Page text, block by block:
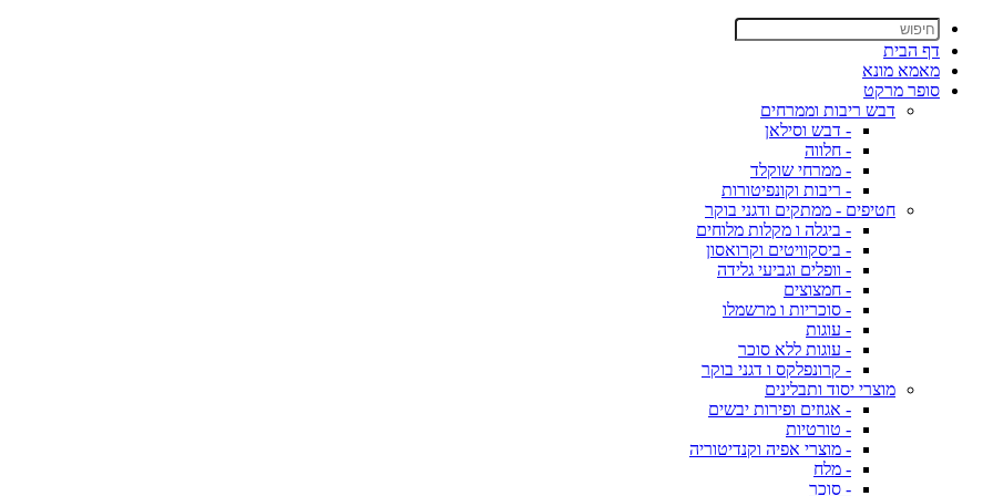
דף הבית
מאמא מונא
סופר מרקט
דבש ריבות וממרחים
- דבש וסילאן
- חלווה
- ממרחי שוקלד
- ריבות וקונפיטורות
חטיפים - ממתקים ודגני בוקר
- ביגלה ו מקלות מלוחים
- ביסקוויטים וקרואסון
- וופלים וגביעי גלידה
- חמצוצים
- סוכריות ו מרשמלו
- עוגות
- עוגות ללא סוכר
- קרונפלקס ו דגני בוקר
מוצרי יסוד ותבלינים
- אגוזים ופירות יבשים
- טורטיות
- מוצרי אפיה וקנדיטוריה
- מלח
- סוכר